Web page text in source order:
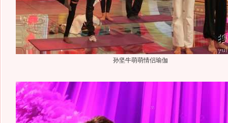
孙坚牛萌萌情侣瑜伽